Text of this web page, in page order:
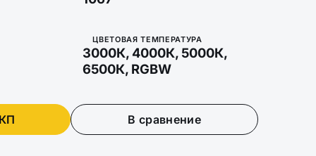
ЦВЕТОВАЯ ТЕМПЕРАТУРА
3000К, 4000К, 5000К,
6500К, RGBW
В сравнение